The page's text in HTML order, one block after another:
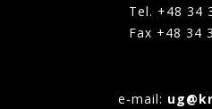
Tel. +48 34
Fax +48 34
e-mail: